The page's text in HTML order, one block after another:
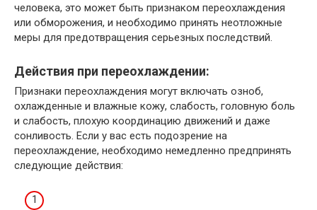
человека, это может быть признаком переохлаждения
или обморожения, и необходимо принять неотложные
меры для предотвращения серьезных последствий.
Действия при переохлаждении:
Признаки переохлаждения могут включать озноб,
охлажденные и влажные кожу, слабость, головную боль
и слабость, плохую координацию движений и даже
сонливость. Если у вас есть подозрение на
переохлаждение, необходимо немедленно предпринять
следующие действия: